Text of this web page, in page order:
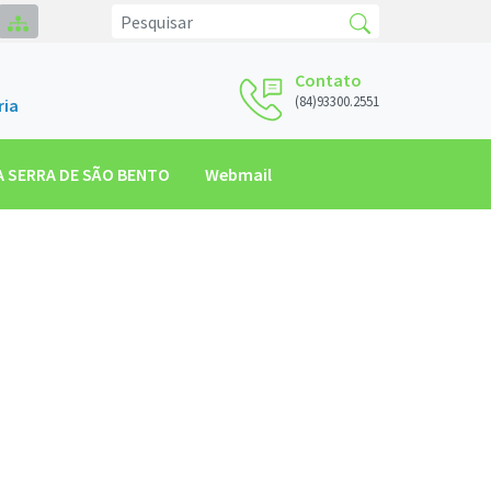
Contato
(84)93300.2551
SERRA DE SÃO BENTO Webmail